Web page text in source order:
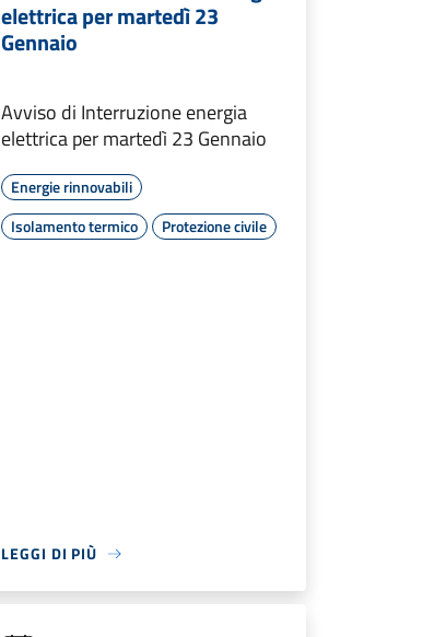
elettrica per martedì 23
Gennaio
Avviso di Interruzione energia
elettrica per martedì 23 Gennaio
Energie rinnovabili
Isolamento termico
Protezione civile
LEGGI DI PIÙ